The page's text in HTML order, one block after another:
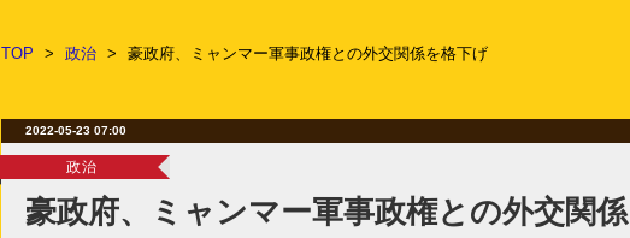
TOP > 政治 > 豪政府、ミャンマー軍事政権との外交関係を格下げ
2022-05-23 07:00
政治
豪政府、ミャンマー軍事政権との外交関